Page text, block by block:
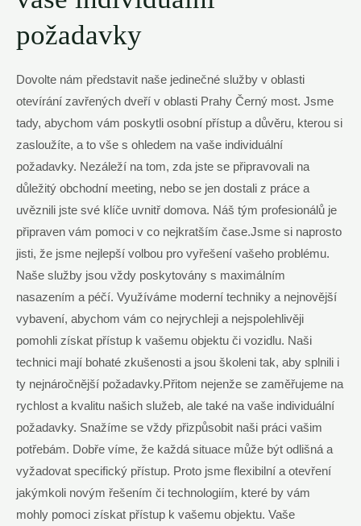
požadavky
Dovolte nám představit naše jedinečné služby v oblasti
otevírání zavřených dveří v oblasti Prahy Černý most. Jsme
tady, abychom vám poskytli osobní přístup a důvěru, kterou si
zasloužíte, a to vše s ohledem na vaše individuální
požadavky. Nezáleží na tom, zda jste se připravovali na
důležitý obchodní meeting, nebo se jen dostali z práce a
uvěznili jste své klíče uvnitř domova. Náš tým profesionálů je
připraven vám pomoci v co nejkratším čase.Jsme si naprosto
jisti, že jsme nejlepší volbou pro vyřešení vašeho problému.
Naše služby jsou vždy poskytovány s maximálním
nasazením a péčí. Využíváme moderní techniky a nejnovější
vybavení, abychom vám co nejrychleji a nejspolehlivěji
pomohli získat přístup k vašemu objektu či vozidlu. Naši
technici mají bohaté zkušenosti a jsou školeni tak, aby splnili i
ty nejnáročnější požadavky.Přitom nejenže se zaměřujeme na
rychlost a kvalitu našich služeb, ale také na vaše individuální
požadavky. Snažíme se vždy přizpůsobit naši práci vašim
potřebám. Dobře víme, že každá situace může být odlišná a
vyžadovat specifický přístup. Proto jsme flexibilní a otevření
jakýmkoli novým řešením či technologiím, které by vám
mohly pomoci získat přístup k vašemu objektu. Vaše